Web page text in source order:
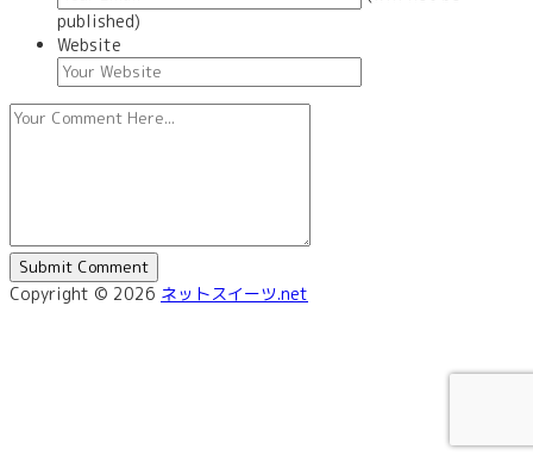
published)
Website
Copyright © 2026 ネットスイーツ.net